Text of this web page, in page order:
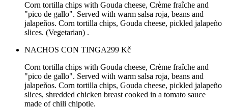
Corn tortilla chips with Gouda cheese, Crème fraîche and
"pico de gallo". Served with warm salsa roja, beans and
jalapeños. Corn tortilla chips, Gouda cheese, pickled jalapeño
slices. (Vegetarian) .
NACHOS CON TINGA299 Kč
Corn tortilla chips with Gouda cheese, Crème fraîche and
"pico de gallo". Served with warm salsa roja, beans and
jalapeños. Corn tortilla chips, Gouda cheese, pickled jalapeño
slices, shredded chicken breast cooked in a tomato sauce
made of chili chipotle.